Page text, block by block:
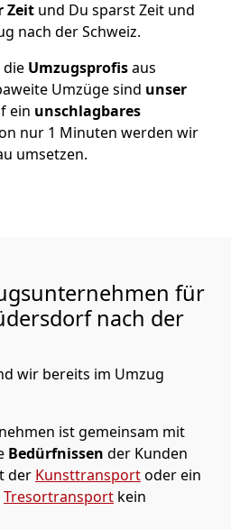
Zeit und Du sparst Zeit und
nach der Schweiz.
die Umzugsprofisaus
Umzüge sind unser
ein unschlagbares
nur 1 Minuten werden wir
umsetzen.
für
nach der
wir bereits im Umzug
ist gemeinsam mit
Bedürfnissen der Kunden
der Kunsttransportoder ein
Tresortransport kein